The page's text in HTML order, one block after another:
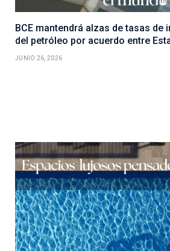
BCE mantendrá alzas de tasas de
del petróleo por acuerdo entre
JUNIO 26, 2026